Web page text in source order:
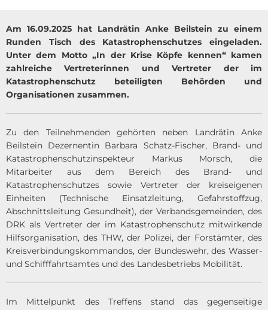
Am 16.09.2025 hat Landrätin Anke Beilstein zu einem
Runden Tisch des Katastrophenschutzes eingeladen.
Unter dem Motto „In der Krise Köpfe kennen“ kamen
zahlreiche Vertreterinnen und Vertreter der im
Katastrophenschutz beteiligten Behörden und
Organisationen zusammen.
Zu den Teilnehmenden gehörten neben Landrätin Anke
Beilstein Dezernentin Barbara Schatz-Fischer, Brand- und
Katastrophenschutzinspekteur Markus Morsch, die
Mitarbeiter aus dem Bereich des Brand- und
Katastrophenschutzes sowie Vertreter der kreiseigenen
Einheiten (Technische Einsatzleitung, Gefahrstoffzug,
Abschnittsleitung Gesundheit), der Verbandsgemeinden, des
DRK als Vertreter der im Katastrophenschutz mitwirkende
Hilfsorganisation, des THW, der Polizei, der Forstämter, des
Kreisverbindungskommandos, der Bundeswehr, des Wasser-
und Schifffahrtsamtes und des Landesbetriebs Mobilität.
Im Mittelpunkt des Treffens stand das gegenseitige